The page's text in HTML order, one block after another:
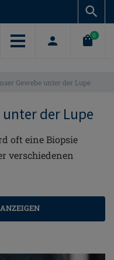
0
Gewebe unter der Lupe
unter der Lupe
oft eine Biopsie
verschiedenen